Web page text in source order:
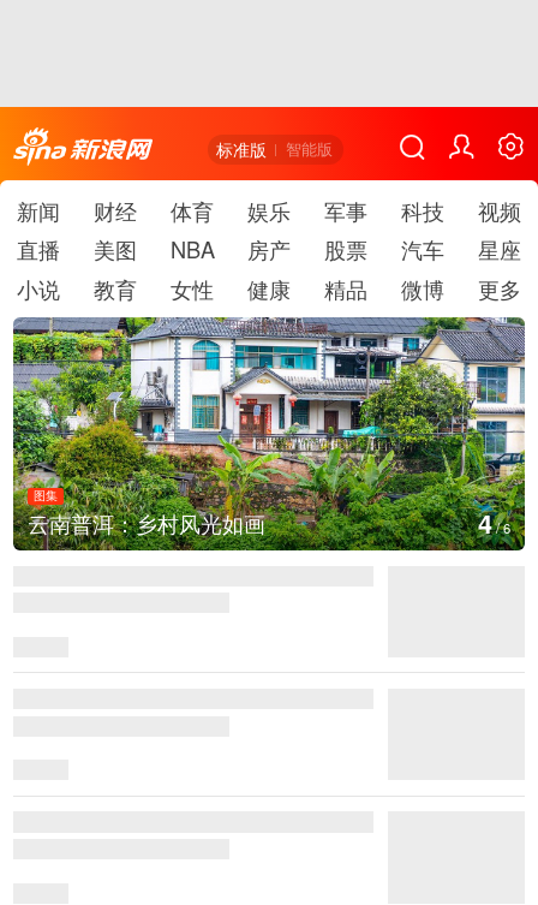
标准版 智能版
新闻 财经 体育 娱乐 军事 科技
视频
直播
美图 NBA 房产 股票 汽车
星座
小说
教育 女性 健康 精品 微博 更多
图集
云南普洱：乡村风光如画 5/6